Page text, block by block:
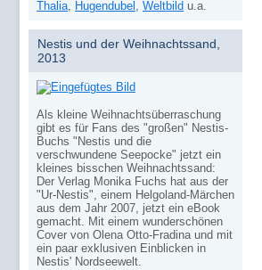
Thalia Hugendubel Weltbild u.a.
Nestis und der Weihnachtssand,
2013
Als kleine Weihnachtsüberraschung
gibt es für Fans des "großen" Nestis-
Buchs "Nestis und die
verschwundene Seepocke" jetzt ein
kleines bisschen Weihnachtssand:
Der Verlag Monika Fuchs hat aus der
"Ur-Nestis", einem Helgoland-Märchen
aus dem Jahr 2007, jetzt ein eBook
gemacht. Mit einem wunderschönen
Cover von Olena Otto-Fradina und mit
ein paar exklusiven Einblicken in
Nestis' Nordseewelt.